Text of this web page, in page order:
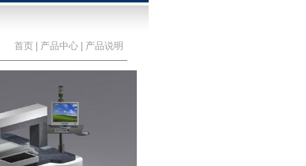
首页 | 产品中心 | 产品说明